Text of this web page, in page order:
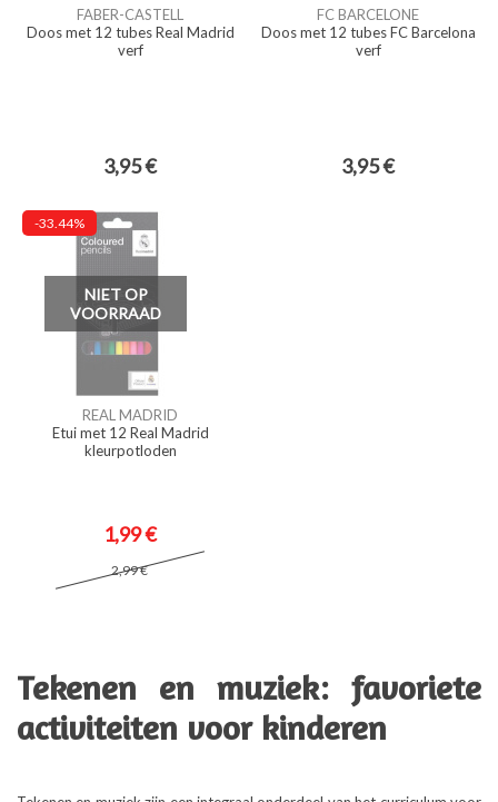
FABER-CASTELL
Doos met 12 tubes Real Madrid
verf
3,95 €
FC BARCELONE
Doos met 12 tubes FC Barcelona
verf
3,95 €
-33.44%
NIET OP
VOORRAAD
REAL MADRID
Etui met 12 Real Madrid
kleurpotloden
1,99 €
2,99 €
Tekenen en muziek: favoriete
activiteiten voor kinderen